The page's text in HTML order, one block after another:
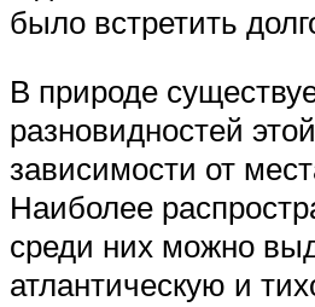
было встретить
В природе
разновидностей
зависимости от
Наиболее
среди них можно
атлантическую и